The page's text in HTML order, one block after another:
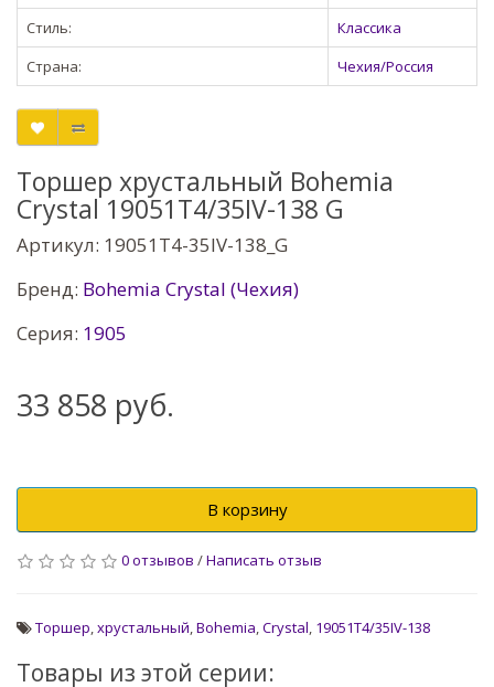
Стиль:
Классика
Страна:
Чехия/Россия
Торшер хрустальный Bohemia
Crystal 19051T4/35IV-138 G
Артикул: 19051T4-35IV-138_G
Бренд: Bohemia Crystal (Чехия)
Серия: 1905
33 858 руб.
В корзину
0 отзывов /Написать отзыв
Торшер,хрустальный,Bohemia,Crystal, 19051T4/35IV-138
Товары из этой серии: